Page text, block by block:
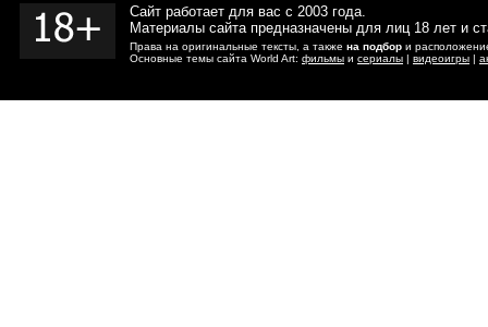
Сайт работает для вас с 2003 года.
Материалы сайта предназначены для лиц 18 лет и
Права на оригинальные тексты, а также на подбор и
Основные темы сайта World Art: фильмы и сериалы | видеоигры |